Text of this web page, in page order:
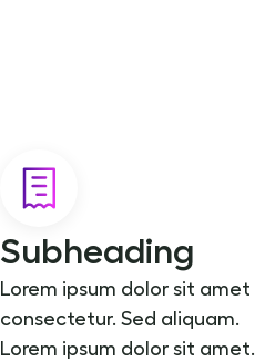
Subheading
Lorem ipsum dolor sit amet
consectetur. Sed aliquam.
Lorem ipsum dolor sit amet.